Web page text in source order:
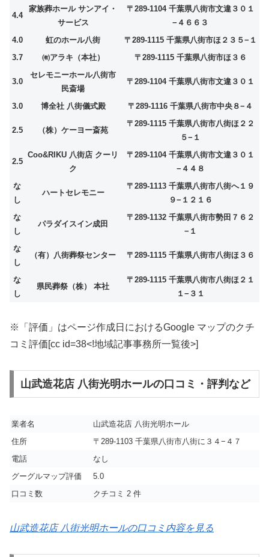
4.4
家族葬ホール サンアイ・
サービス
〒289-1104 千葉県八街市文違３０１
−４６６３
4.0
虹のホール八街
〒289-1115 千葉県八街市ほ２３５−１
3.7
㈲アラキ（本社） 〒289-1115 千葉県八街市ほ３６
3.0
セレモニーホール八街市
民斎場
〒289-1104 千葉県八街市文違３０１
3.0 博全社 八街儀式殿 〒289-1116 千葉県八街市中央８−４
2.5 （株）ケーヨー斎苑
〒289-1115 千葉県八街市八街ほ２２
５−１
2.5
Coo&RIKU 八街店 クーリ
ク
〒289-1104 千葉県八街市文違３０１
−４４８
な
し
ハートセレモニー
〒289-1113 千葉県八街市八街へ１９
９−１２１６
な
し
パラダイスイン成田
〒289-1132 千葉県八街市勢田７６２
−１
な
し
（有）八街葬祭センター 〒289-1115 千葉県八街市八街ほ３６
な
し
県民葬祭（株） 本社
〒289-1115 千葉県八街市八街ほ２１
１−３１
※「評価」はページ作成日におけるGoogle マップのクチ
コミ評価[cc id=38<!地域記事事務所一覧後>]
山武造花店 八街光明ホールの口コミ・評判など
業者名
山武造花店 八街光明ホール
住所
〒289-1103 千葉県八街市八街に３４−４７
電話
なし
グーグルマップ評価
5.0
口コミ数
クチコミ 2 件
山武造花店 八街光明ホールの口コミ内容を見る